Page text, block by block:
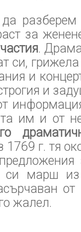
за
.
си,
и
и
им и от
г. тя
си марш из
жалел.